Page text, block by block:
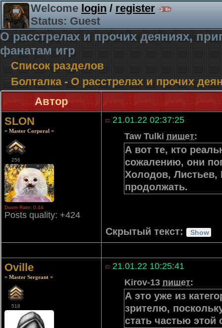
Welcome login/register
Status: Guest
О расстрелах и прочих деяниях,
фанатам игр
Список разделов
Болталка-О расстрелах и прочих
Автор
SLON
= Master Corporal =
256
Doom Rate: 0.44
Posts quality: +424
21.01.22 02:37:25
Taw Tulki пишет:
А вот те, кто
сожалению, они
Холодов, Листьев,
продолжать.
Скрытый текст:
Oville
= Master Sergeant =
518
21.01.22 10:25:41
Kirov-13 пишет:
А это уже из
зрителю,
стать частью этой